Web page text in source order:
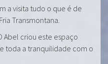
a visita tudo o que é de
Transmontana.
Abel criou este espaço
toda a tranquilidade com o